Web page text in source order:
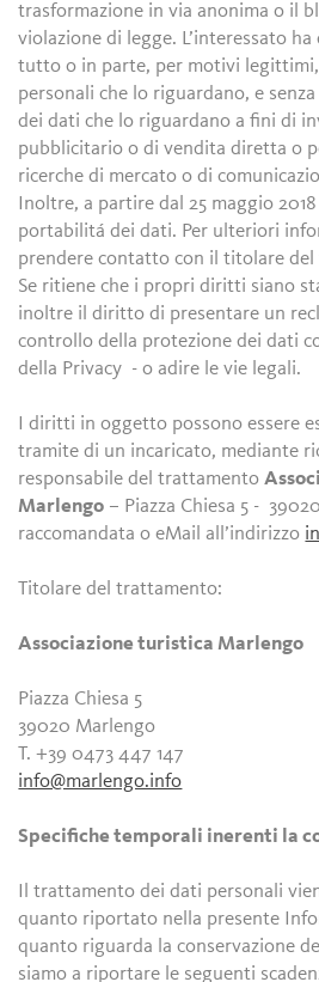
trasformazione in via anonima o il
violazione di legge. L’interessato
tutto o in parte, per motivi
personali che lo riguardano, e
dei dati che lo riguardano a fini di
pubblicitario o di vendita diretta o
ricerche di mercato o di
Inoltre, a partire dal 25 maggio
portabilitá dei dati. Per ulteriori
prendere contatto con il titolare
Se ritiene che i propri diritti siano
inoltre il diritto di presentare un
controllo della protezione dei dati
della Privacy - o adire le vie legali.
I diritti in oggetto possono essere
tramite di un incaricato, mediante
responsabile del trattamento
Marlengo – Piazza Chiesa 5 -
raccomandata o eMail all’indirizzo
Titolare del trattamento:
Associazione turistica Marlengo
Piazza Chiesa 5
39020 Marlengo
T. +39 0473 447 147
info@marlengo.info
Specifiche temporali inerenti la
Il trattamento dei dati personali
quanto riportato nella presente
quanto riguarda la conservazione
siamo a riportare le seguenti